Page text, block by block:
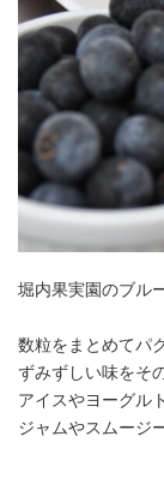
堀内果実園のブル
数粒をまとめてパ
ずみずしい味をそ
アイスやヨーグル
ジャムやスムージ